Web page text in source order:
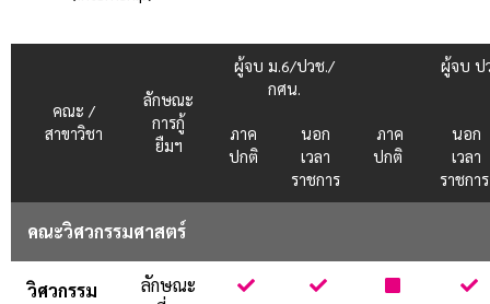
คณะ /
สาขาวิชา
ลักษณะ
การกู้
ยืมฯ
ผู้จบ ม.6/ปวช./
กศน.
ผู้จบ ป
ภาค
ปกติ
นอก
เวลา
ราชการ
ภาค
ปกติ
นอก
เวลา
ราชกา
คณะวิศวกรรมศาสตร์
วิศวกรรม
ลักษณะ